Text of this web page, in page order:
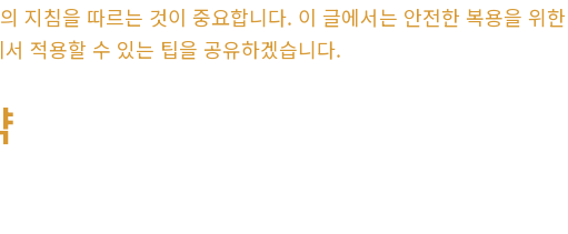
지침을 따르는 것이 중요합니다. 이 글에서는 안전한 복용을 위
적용할 수 있는 팁을 공유하겠습니다.